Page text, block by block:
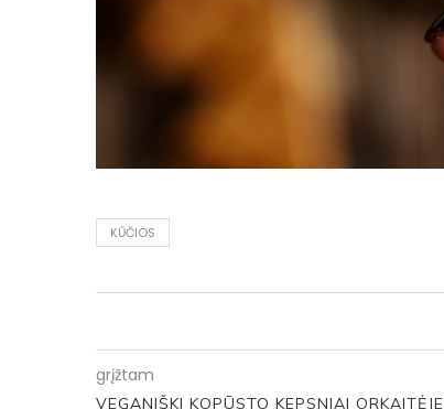
KŪČIOS
grįžtam
VEGANIŠKI KOPŪSTO KEPSNIAI ORKAITĖJE